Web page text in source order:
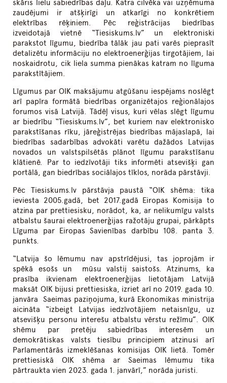
skāris lielu sabiedrības daļu. Katra cilvēka vai uzņēmuma
zaudējumi ir atšķirīgi un atkarīgi no konkrētiem
elektrības rēķiniem. Pēc reģistrācijas biedrības
izveidotajā vietnē “Tiesiskums.lv” un elektroniski
parakstot līgumu, biedrība tālāk jau pati varēs pieprasīt
detalizētu informāciju no elektroenerģijas tirgotājiem, lai
noskaidrotu, cik liela summa pienākas katram no līguma
parakstītājiem.
Līgumus par OIK maksājumu atgūšanu iespējams noslēgt
arī papīra formātā biedrības organizētajos reģionālajos
forumos visā Latvijā. Tādēļ visus, kuri vēlas slēgt līgumu
ar biedrību “Tiesiskums.lv”, bet kuriem nav elektronisko
parakstīšanas rīku, jāreģistrējas biedrības mājaslapā, lai
biedrības sadarbības advokāti varētu dažādos Latvijas
novados un valstspilsētās plānot līgumu parakstīšanu
klātienē. Par to iedzīvotāji tiks informēti atsevišķi gan
portālā, gan biedrības sociālajos tīklos, norāda pārstāvji.
Pēc Tiesiskums.lv pārstāvja paustā “OIK shēma: tika
ieviesta 2005.gadā, bet 2017.gadā Eiropas Komisija to
atzina par prettiesisku, norādot, ka, ar nelikumīgu valsts
atbalstu šaurai elektroenerģijas ražotāju grupai, pārkāpts
Līguma par Eiropas Savienības darbību 108. panta 3.
punkts.
“Latvija šo lēmumu nav apstrīdējusi, tas joprojām ir
spēkā esošs un mūsu valstij saistošs. Atzinums, ka
prasība ikvienam elektroenerģijas lietotājam Latvijā
maksāt OIK bijusi prettiesiska, izriet arī no 2019. gada 10.
janvāra Saeimas paziņojuma, kurā Ekonomikas ministrija
aicināta “izbeigt Latvijas iedzīvotājiem netaisnīgu, uz
atsevišķu personu interešu atbalstu vērstu režīmu”. OIK
shēmu par pretēju sabiedrības interesēm un
demokrātiskas valsts tiesību principiem atzinusi arī
Parlamentārās izmeklēšanas komisijas OIK lietā. Tomēr
prettiesiskā OIK shēma ar Saeimas lēmumu tika
pārtraukta vien 2023. gada 1. janvārī,” norāda juristi.